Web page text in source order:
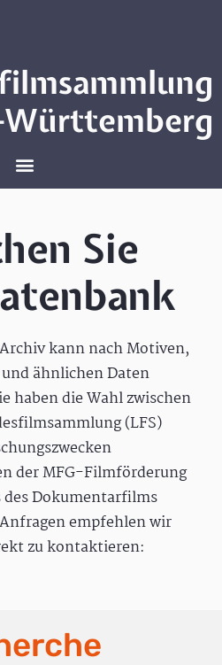
Württemberg
Sie
kann nach Motiven,
ähnlichen Daten
haben die Wahl zwischen
(LFS)
der MFG-Filmförderung
des Dokumentarfilms
empfehlen wir
zu kontaktieren: